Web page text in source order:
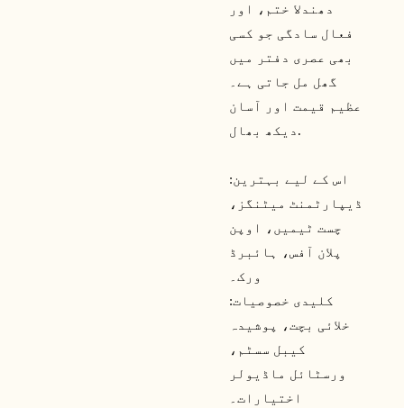
دھندلا ختم، اور
فعال سادگی جو کسی
بھی عصری دفتر میں
گھل مل جاتی ہے۔
عظیم قیمت اور آسان
دیکھ بھال.
اس کے لیے بہترین:
ڈیپارٹمنٹ میٹنگز،
چست ٹیمیں، اوپن
پلان آفس، ہائبرڈ
ورک۔
کلیدی خصوصیات:
خلائی بچت، پوشیدہ
کیبل سسٹم،
ورسٹائل ماڈیولر
اختیارات۔